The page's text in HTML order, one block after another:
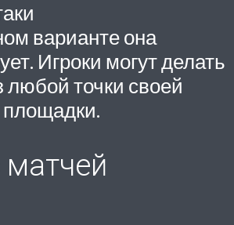
варианте она
Игроки могут делать
любой точки своей